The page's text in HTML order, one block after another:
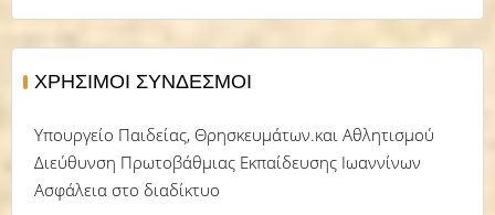
ΧΡΉΣΙΜΟΙ ΣΎΝΔΕΣΜΟΙ
Υπουργείο Παιδείας, Θρησκευμάτων.και Αθλητισμού
Διεύθυνση Πρωτοβάθμιας Εκπαίδευσης Ιωαννίνων
Ασφάλεια στο διαδίκτυο